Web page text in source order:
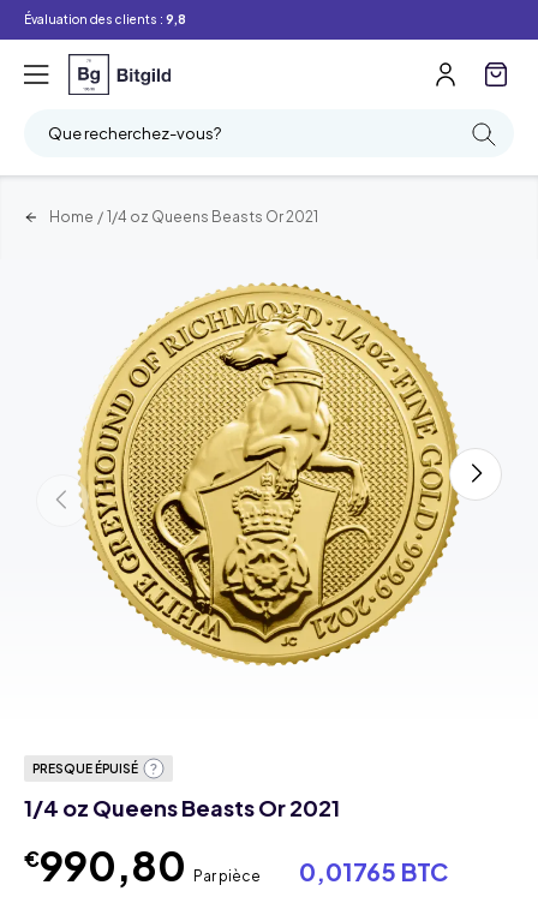
Évaluation des clients : 9,8
Que recherchez-vous?
Home / 1/4 oz Queens Beasts Or 2021
PRESQUE ÉPUISÉ
1/4 oz Queens Beasts Or 2021
€990,80 Par pièce 0,01765 BTC